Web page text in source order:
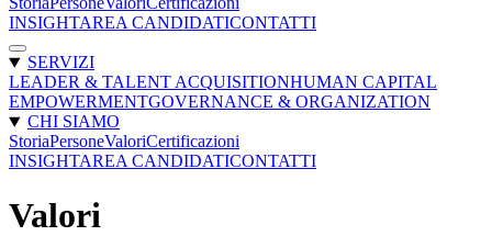
INSIGHTAREA CANDIDATICONTATTI
SERVIZI
LEADER & TALENT ACQUISITIONHUMAN CAPITAL
EMPOWERMENTGOVERNANCE & ORGANIZATION
CHI SIAMO
StoriaPersoneValoriCertificazioni
INSIGHTAREA CANDIDATICONTATTI
Valori